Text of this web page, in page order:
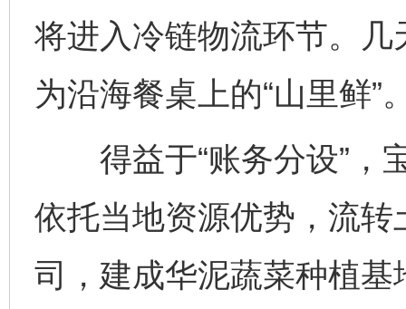
将进入冷链物流环节。
为沿海餐桌上的“山里鲜”
得益于“账务分设”，
依托当地资源优势，流
司，建成华泥蔬菜种植